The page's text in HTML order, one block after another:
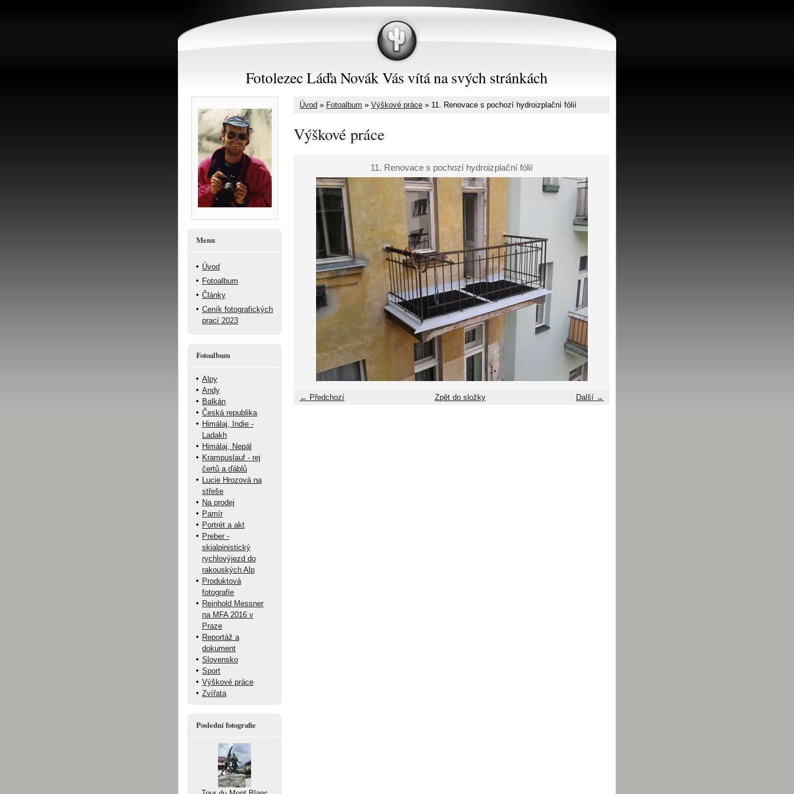
Fotolezec Láďa Novák Vás vítá na svých stránkách
Úvod » Fotoalbum » Výškové práce » 11. Renovace s pochozí hydroizplační fólií
Výškové práce
11. Renovace s pochozí hydroizplační fólií
← Předchozí Další →
Zpět do složky
Menu
Úvod
Fotoalbum
Články
Ceník fotografických
prací 2023
Fotoalbum
Alpy
Andy
Balkán
Česká republika
Himálaj, Indie -
Ladakh
Himálaj, Nepál
Krampuslauf - rej
čertů a ďáblů
Lucie Hrozová na
střeše
Na prodej
Pamír
Portrét a akt
Preber -
skialpinistický
rychlovýjezd do
rakouských Alp
Produktová
fotografie
Reinhold Messner
na MFA 2016 v
Praze
Reportáž a
dokument
Slovensko
Sport
Výškové práce
Zvířata
Poslední fotografie